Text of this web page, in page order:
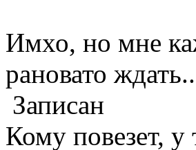
Имхо, но мне
рановато ждать..
Записан
Кому повезет, у